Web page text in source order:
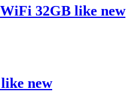
32GB like new
new